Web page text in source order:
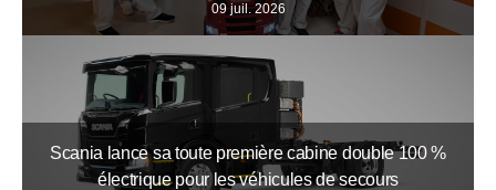
09 juil. 2026
Scania lance sa toute première cabine double 100 %
électrique pour les véhicules de secours